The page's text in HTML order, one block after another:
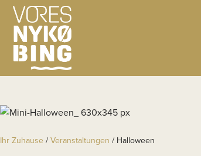
Ihr Zuhause / Veranstaltungen / Halloween